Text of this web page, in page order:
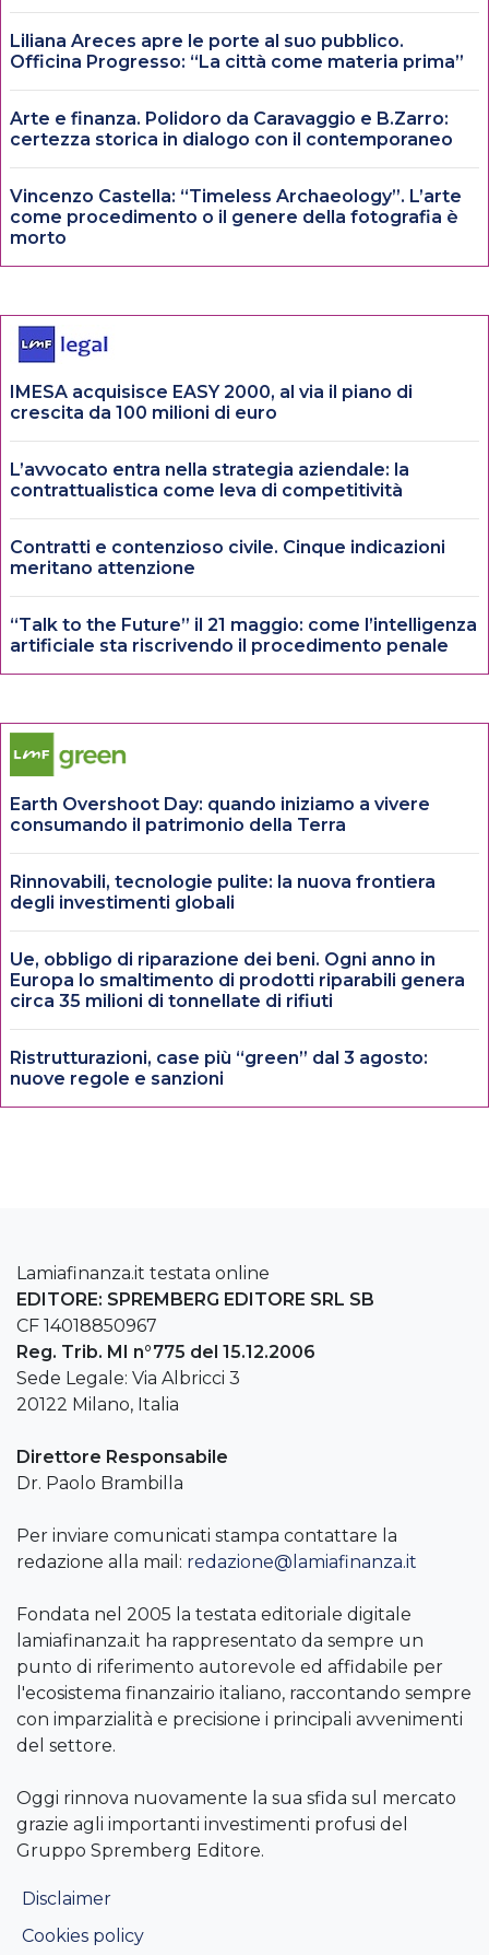
Liliana Areces apre le porte al suo pubblico.
Officina Progresso: “La città come materia prima”
Arte e finanza. Polidoro da Caravaggio e B.Zarro:
certezza storica in dialogo con il contemporaneo
Vincenzo Castella: “Timeless Archaeology”. L’arte
come procedimento o il genere della fotografia è
morto
IMESA acquisisce EASY 2000, al via il piano di
crescita da 100 milioni di euro
L’avvocato entra nella strategia aziendale: la
contrattualistica come leva di competitività
Contratti e contenzioso civile. Cinque indicazioni
meritano attenzione
“Talk to the Future” il 21 maggio: come l’intelligenza
artificiale sta riscrivendo il procedimento penale
Earth Overshoot Day: quando iniziamo a vivere
consumando il patrimonio della Terra
Rinnovabili, tecnologie pulite: la nuova frontiera
degli investimenti globali
Ue, obbligo di riparazione dei beni. Ogni anno in
Europa lo smaltimento di prodotti riparabili genera
circa 35 milioni di tonnellate di rifiuti
Ristrutturazioni, case più “green” dal 3 agosto:
nuove regole e sanzioni
Lamiafinanza.it testata online
EDITORE: SPREMBERG EDITORE SRL SB
CF 14018850967
Reg. Trib. MI n°775 del 15.12.2006
Sede Legale: Via Albricci 3
20122 Milano, Italia
Direttore Responsabile
Dr. Paolo Brambilla
Per inviare comunicati stampa contattare la
redazione alla mail: redazione@lamiafinanza.it
Fondata nel 2005 la testata editoriale digitale
lamiafinanza.it ha rappresentato da sempre un
punto di riferimento autorevole ed affidabile per
l'ecosistema finanzairio italiano, raccontando sempre
con imparzialità e precisione i principali avvenimenti
del settore.
Oggi rinnova nuovamente la sua sfida sul mercato
grazie agli importanti investimenti profusi del
Gruppo Spremberg Editore.
Disclaimer
Cookies policy